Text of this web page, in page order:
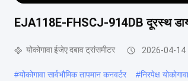
Time
EJA118E-FHSCJ-914DB दूरस्थ
योकोगावा ईजेए दबाव ट्रांसमीटर 2026-04-14
#योकोगावा सार्वभौमिक तापमान कनवर्टर #निरपेक्ष